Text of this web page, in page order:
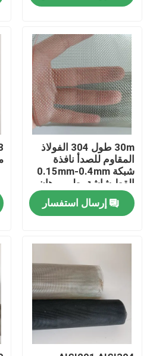
مسكن
منتجات
معلومات عنا
جولة في المعمل
مراقبة الجودة
اتصل بنا
شبكة منسوجة من الفولاذ
شبكة أمان من الفولاذ المقاوم
30m طول 304 الفولاذ
المقاوم للصدأ نافذة
شبكة 0.15mm-0.4mm
القط شاشة يطير برهان
إرسال استفسار